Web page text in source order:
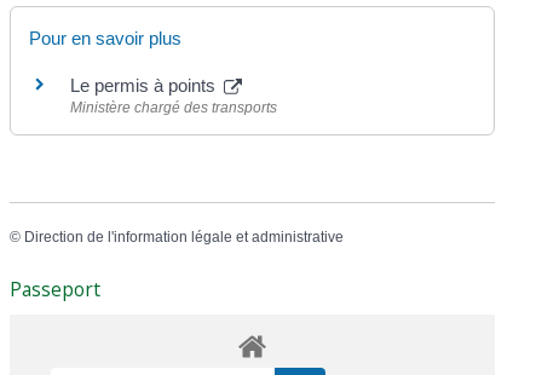
Pour en savoir plus
Le permis à points
Ministère chargé des transports
© Direction de l'information légale et administrative
Passeport